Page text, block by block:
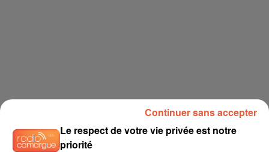
Le respect de votre vie privée est notre
priorité
Continuer sans accepter